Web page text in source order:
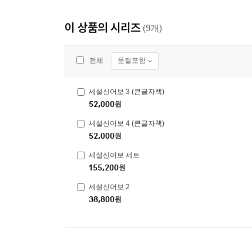
이 상품의 시리즈 (9개)
전체 품절포함
세설신어보 3 (큰글자책)
52,000원
세설신어보 4 (큰글자책)
52,000원
세설신어보 세트
155,200원
세설신어보 2
38,800원